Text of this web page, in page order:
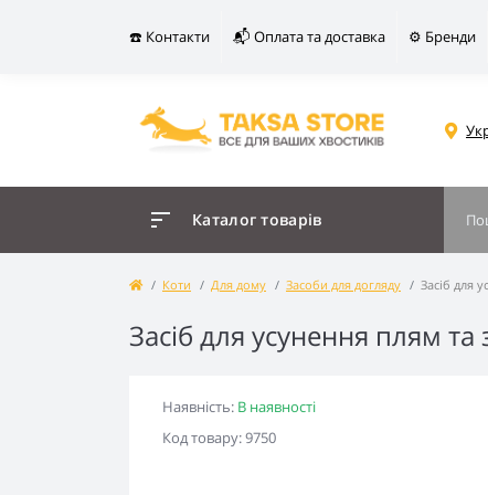
☎️ Контакти 📬 Оплата та доставка ⚙️ Бренди
Каталог товарів
Коти Для дому Засоби для догляду Засіб для
Засіб для усунення плям
Наявність: В наявності
Код товару: 9750